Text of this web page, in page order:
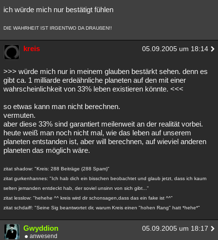
ich würde mich nur bestätigt fühlen
DIE WAHRHEIT IST IRGENTWO DA DRAUßEN!!
kreis 05.09.2005 um 18:14
>>> würde mich nur in meinem glauben bestärkt sehen. denn es
gibt ca. 1 milliarde erdeähnliche planeten auf den mit einer
wahrscheinlichkeit von 33% leben existieren könnte. <<<
so etwas kann man nicht berechnen.
vermuten.
aber diese 33% sind garantiert meilenweit an der realität vorbei.
heute weiß man noch nicht mal, wie das leben auf unserem
planeten entstanden ist, aber will berechnen, auf wieviel anderen
planeten das möglich wäre.
zitat shadow: "Kreis: 288 Beiträge (288 Spam)"
zitat gurkenhannes: "Ich hab dich ein bisschen beobachtet und glaub jetzt, dass ich kaum
selten jemanden entdeckt hab, der soviel unsinn von sich gibt..."
zitat lesslow: "hehehe ^^ kreis wird dir schonsagen,dass das ein fake ist ^^"
zitat schdaiff: "Seine Sig beantwortet dir, warum Kreis einen "hohen Rang" hatt *hehe*"
Gwyddion 05.09.2005 um 18:17
anwesend